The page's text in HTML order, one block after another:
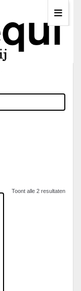
Toont alle 2 resultaten